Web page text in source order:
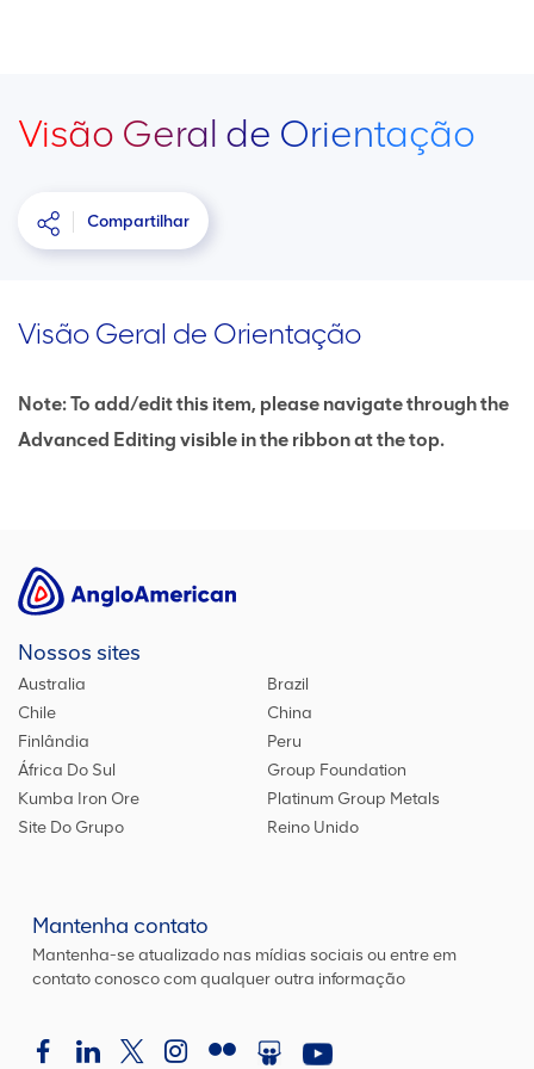
Visão Geral de Orientação
Compartilhar
Visão Geral de Orientação
Note: To add/edit this item, please navigate through the
Advanced Editing visible in the ribbon at the top.
Nossos sites
Australia
Brazil
Chile
China
Finlândia
Peru
África Do Sul
Group Foundation
Kumba Iron Ore
Platinum Group Metals
Site Do Grupo
Reino Unido
Mantenha contato
Mantenha-se atualizado nas mídias sociais ou entre em
contato conosco com qualquer outra informação